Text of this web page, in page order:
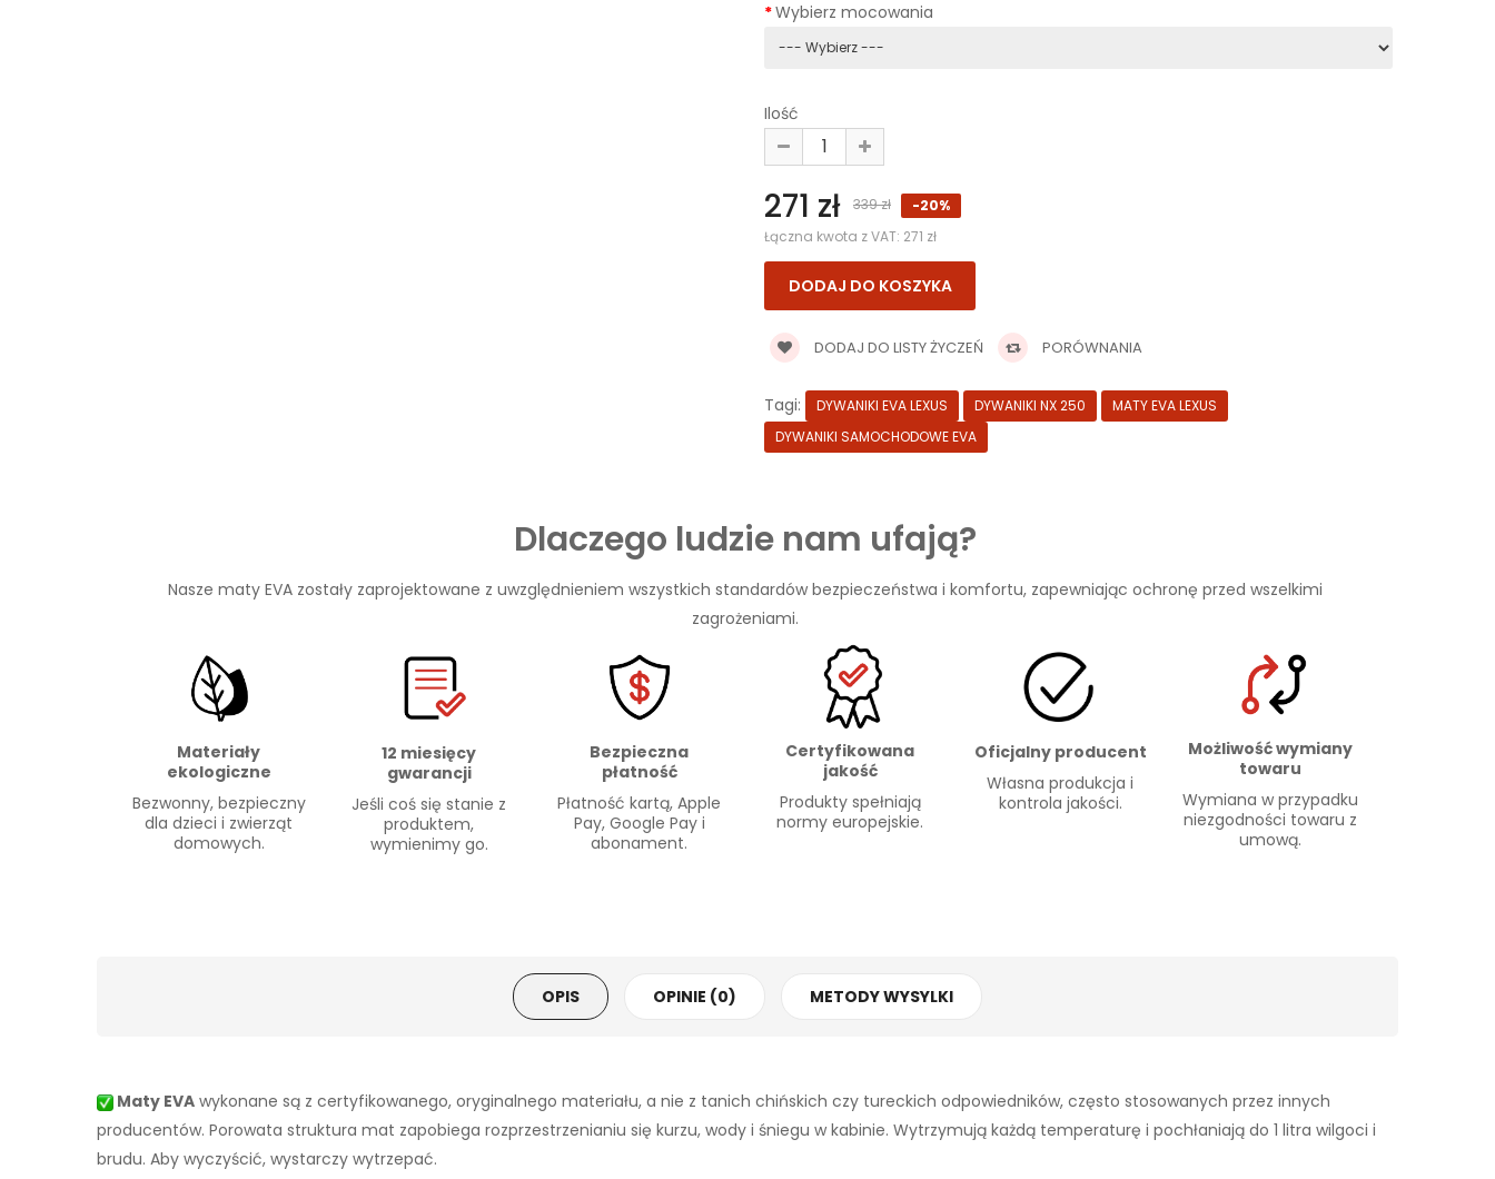
Wybierz mocowania
Ilość
271 zł 339 zł
-20%
Łączna kwota z VAT: 271 zł
DODAJ DO LISTY ŻYCZEŃ PORÓWNANIA
Tagi: DYWANIKI EVA LEXUS DYWANIKI NX 250
MATY EVA LEXUS
DYWANIKI SAMOCHODOWE EVA
Dlaczego ludzie nam ufają?
Nasze maty EVA zostały zaprojektowane z uwzględnieniem wszystkich standardów bezpieczeństwa i komfortu, zapewniając ochronę przed wszelkimi
zagrożeniami.
Materiały
ekologiczne
Bezwonny, bezpieczny
dla dzieci i zwierząt
domowych.
12 miesięcy
gwarancji
Jeśli coś się stanie z
produktem,
wymienimy go.
Bezpieczna
płatność
Płatność kartą, Apple
Pay, Google Pay i
abonament.
Certyfikowana
jakość
Produkty spełniają
normy europejskie.
Oficjalny producent
Własna produkcja i
kontrola jakości.
Możliwość wymiany
towaru
Wymiana w przypadku
niezgodności towaru z
umową.
OPIS OPINIE (0) METODY WYSYLKI
Maty EVA wykonane są z certyfikowanego, oryginalnego materiału, a nie z tanich chińskich czy tureckich odpowiedników, często stosowanych przez innych
producentów. Porowata struktura mat zapobiega rozprzestrzenianiu się kurzu, wody i śniegu w kabinie. Wytrzymują każdą temperaturę i pochłaniają do 1 litra wilgoci i
brudu. Aby wyczyścić, wystarczy wytrzepać.